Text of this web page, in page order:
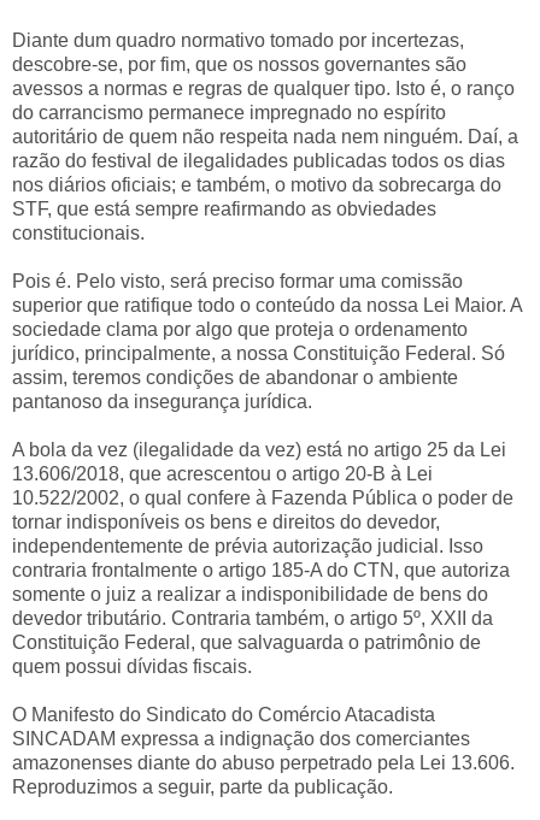
Diante dum quadro normativo tomado por incertezas,
descobre-se, por fim, que os nossos governantes são
avessos a normas e regras de qualquer tipo. Isto é, o ranço
do carrancismo permanece impregnado no espírito
autoritário de quem não respeita nada nem ninguém. Daí, a
razão do festival de ilegalidades publicadas todos os dias
nos diários oficiais; e também, o motivo da sobrecarga do
STF, que está sempre reafirmando as obviedades
constitucionais.
Pois é. Pelo visto, será preciso formar uma comissão
superior que ratifique todo o conteúdo da nossa Lei Maior. A
sociedade clama por algo que proteja o ordenamento
jurídico, principalmente, a nossa Constituição Federal. Só
assim, teremos condições de abandonar o ambiente
pantanoso da insegurança jurídica.
A bola da vez (ilegalidade da vez) está no artigo 25 da Lei
13.606/2018, que acrescentou o artigo 20-B à Lei
10.522/2002, o qual confere à Fazenda Pública o poder de
tornar indisponíveis os bens e direitos do devedor,
independentemente de prévia autorização judicial. Isso
contraria frontalmente o artigo 185-A do CTN, que autoriza
somente o juiz a realizar a indisponibilidade de bens do
devedor tributário. Contraria também, o artigo 5º, XXII da
Constituição Federal, que salvaguarda o patrimônio de
quem possui dívidas fiscais.
O Manifesto do Sindicato do Comércio Atacadista
SINCADAM expressa a indignação dos comerciantes
amazonenses diante do abuso perpetrado pela Lei 13.606.
Reproduzimos a seguir, parte da publicação.